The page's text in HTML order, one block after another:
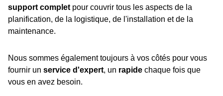
support complet pour couvrir tous les aspects de la
planification, de la logistique, de l'installation et de la
maintenance.
Nous sommes également toujours à vos côtés pour vous
fournir un service d'expert, un rapide chaque fois que
vous en avez besoin.